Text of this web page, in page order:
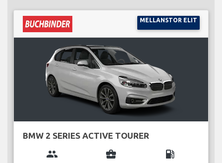
MELLANSTOR ELIT
BMW 2 SERIES ACTIVE TOURER
group business_center local_gas_station